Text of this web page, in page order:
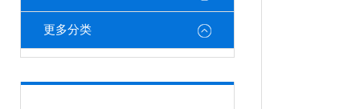
更多分类